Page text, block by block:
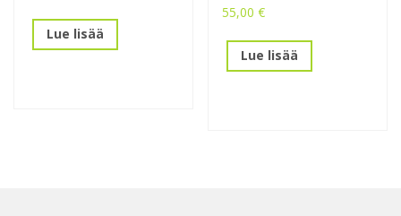
Lue lisää
55,00€
Lue lisää